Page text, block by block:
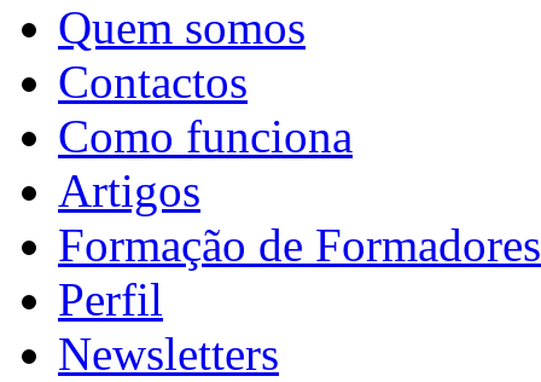
Quem somos
Contactos
Como funciona
Artigos
Formação de Formadores
Perfil
Newsletters